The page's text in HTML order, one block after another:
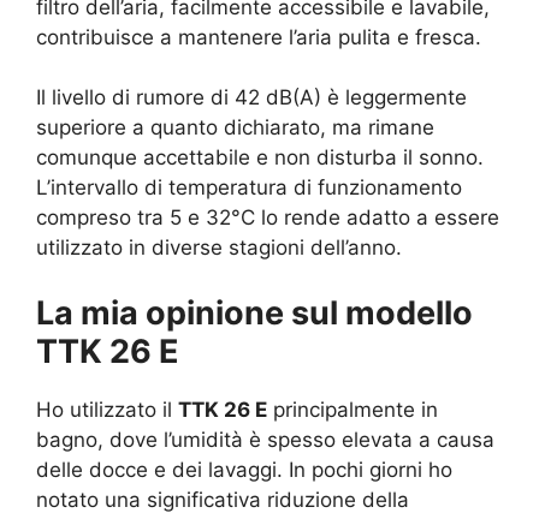
filtro dell’aria, facilmente accessibile e lavabile,
contribuisce a mantenere l’aria pulita e fresca.
Il livello di rumore di 42 dB(A) è leggermente
superiore a quanto dichiarato, ma rimane
comunque accettabile e non disturba il sonno.
L’intervallo di temperatura di funzionamento
compreso tra 5 e 32°C lo rende adatto a essere
utilizzato in diverse stagioni dell’anno.
La mia opinione sul modello
TTK 26 E
Ho utilizzato il TTK 26 E principalmente in
bagno, dove l’umidità è spesso elevata a causa
delle docce e dei lavaggi. In pochi giorni ho
notato una significativa riduzione della